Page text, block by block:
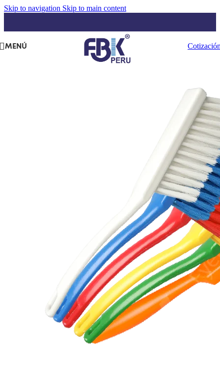
Skip to navigation Skip to main content
MENÚ